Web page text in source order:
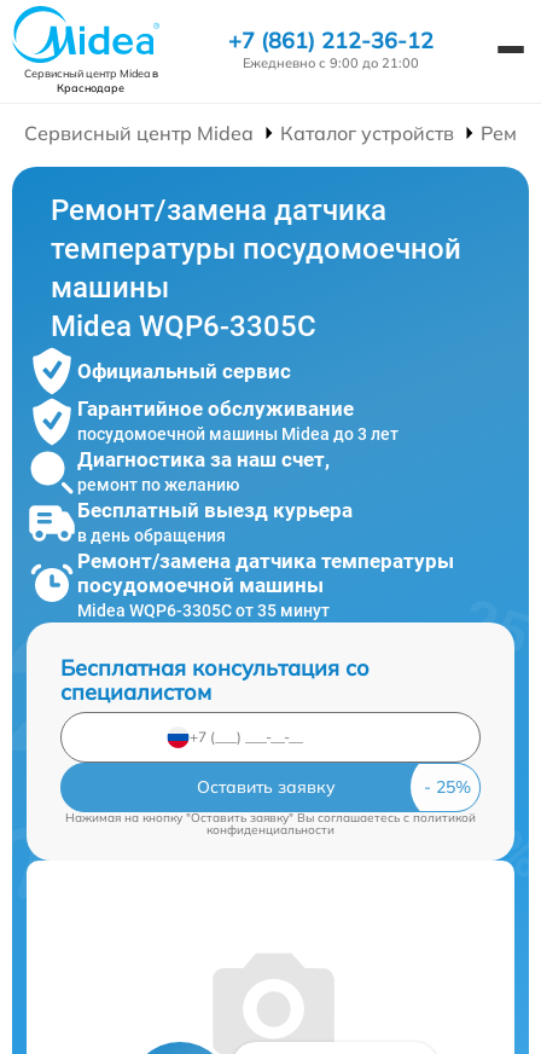
Сервисный центр Mideaв
Краснодаре
+7 (861) 212-36-12
Ежедневно с 9:00 до 21:00
Сервисный центр Midea Каталог устройств
Ремонт/замена датчика
температуры посудомоечной
машины
Midea WQP6-3305C
Официальный сервис
Гарантийное обслуживание
посудомоечной машины Midea до 3 лет
Диагностика за наш счет,
ремонт по желанию
Бесплатный выезд курьера
в день обращения
Ремонт/замена датчика температуры
посудомоечной машины
Midea WQP6-3305C от 35 минут
Бесплатная консультация со
специалистом
Оставить заявку
Нажимая на кнопку "Оставить заявку" Вы соглашаетесь cполитикой
конфиденциальности